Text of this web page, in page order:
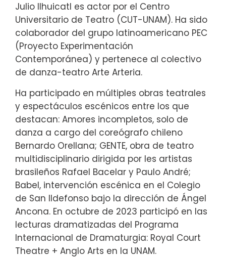
Julio Ilhuicatl es actor por el Centro
Universitario de Teatro (CUT-UNAM). Ha sido
colaborador del grupo latinoamericano PEC
(Proyecto Experimentación
Contemporánea) y pertenece al colectivo
de danza-teatro Arte Arteria.
Ha participado en múltiples obras teatrales
y espectáculos escénicos entre los que
destacan: Amores incompletos, solo de
danza a cargo del coreógrafo chileno
Bernardo Orellana; GENTE, obra de teatro
multidisciplinario dirigida por les artistas
brasileños Rafael Bacelar y Paulo André;
Babel, intervención escénica en el Colegio
de San Ildefonso bajo la dirección de Ángel
Ancona. En octubre de 2023 participó en las
lecturas dramatizadas del Programa
Internacional de Dramaturgia: Royal Court
Theatre + Anglo Arts en la UNAM.